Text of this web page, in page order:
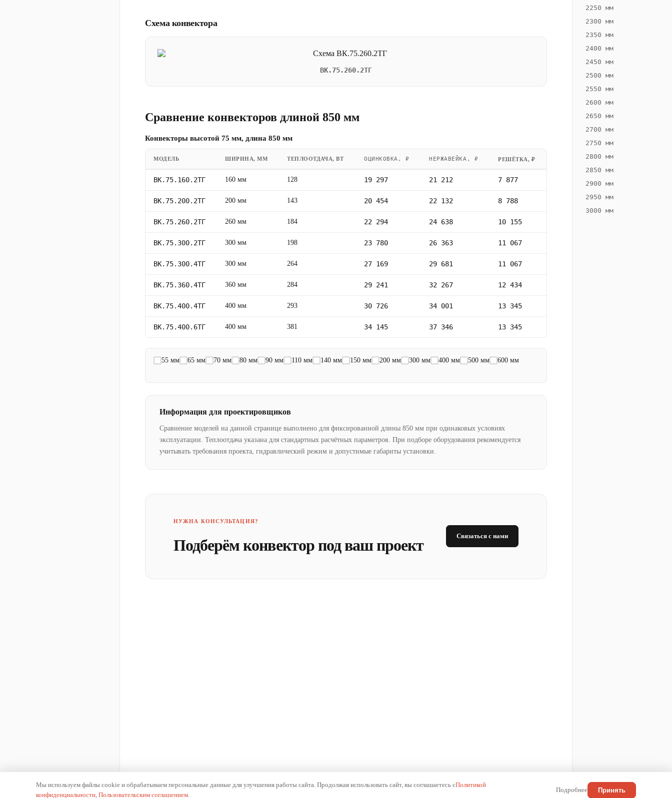
Схема конвектора
ВК.75.260.2ТГ
Сравнение конвекторов длиной 850 мм
Конвекторы высотой 75 мм, длина 850 мм
МОДЕЛЬ ШИРИНА, ММ ТЕПЛООТДАЧА, ВТ ОЦИНКОВКА, ₽ НЕРЖАВЕЙКА, ₽ РЕШЁТКА, ₽
ВК.75.160.2ТГ 160 мм 128 19 297 21 212 7 877
ВК.75.200.2ТГ 200 мм 143 20 454 22 132 8 788
ВК.75.260.2ТГ 260 мм 184 22 294 24 638 10 155
ВК.75.300.2ТГ 300 мм 198 23 780 26 363 11 067
ВК.75.300.4ТГ 300 мм 264 27 169 29 681 11 067
ВК.75.360.4ТГ 360 мм 284 29 241 32 267 12 434
ВК.75.400.4ТГ 400 мм 293 30 726 34 001 13 345
ВК.75.400.6ТГ 400 мм 381 34 145 37 346 13 345
55 мм 65 мм 70 мм 80 мм 90 мм 110 мм 140 мм 150 мм 200 мм 300 мм 400 мм 500 мм 600 мм
Информация для проектировщиков
Сравнение моделей на данной странице выполнено для фиксированной длины 850 мм при одинаковых условиях
эксплуатации. Теплоотдача указана для стандартных расчётных параметров. При подборе оборудования рекомендуется
учитывать требования проекта, гидравлический режим и допустимые габариты установки.
НУЖНА КОНСУЛЬТАЦИЯ?
Подберём конвектор под ваш проект Связаться с нами
2250 мм
2300 мм
2350 мм
2400 мм
2450 мм
2500 мм
2550 мм
2600 мм
2650 мм
2700 мм
2750 мм
2800 мм
2850 мм
2900 мм
2950 мм
3000 мм
Мы используем файлы cookie и обрабатываем персональные данные для улучшения работы сайта. Продолжая использовать сайт, вы соглашаетесь сПолитикой
конфиденциальности, Пользовательским соглашением.
Подробнее Принять